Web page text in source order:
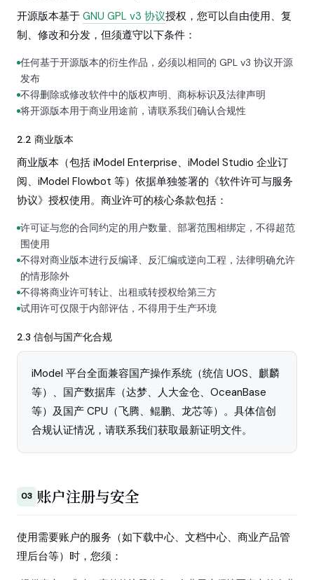
开源版本基于 GNU GPL v3 协议授权，您可以自由使用、复
制、修改和分发，但须遵守以下条件：
任何基于开源版本的衍生作品，必须以相同的 GPL v3 协议开源
发布
不得删除或修改软件中的版权声明、商标标识及法律声明
将开源版本用于商业用途前，请联系我们确认合规性
2.2 商业版本
商业版本（包括 iModel Enterprise、iModel Studio 企业订
阅、iModel Flowbot 等）依据单独签署的《软件许可与服务
协议》授权使用。商业许可的核心条款包括：
许可证与您的合同约定的用户数量、部署范围相绑定，不得超范
围使用
不得对商业版本进行反编译、反汇编或逆向工程，法律明确允许
的情形除外
不得将商业许可转让、出租或转授权给第三方
试用许可仅限于内部评估，不得用于生产环境
2.3 信创与国产化合规
iModel 平台全面兼容国产操作系统（统信 UOS、麒麟
等）、国产数据库（达梦、人大金仓、OceanBase
等）及国产 CPU（飞腾、鲲鹏、龙芯等）。具体信创
合规认证情况，请联系我们获取最新证明文件。
03 账户注册与安全
使用需要账户的服务（如下载中心、文档中心、商业产品管
理后台等）时，您须：